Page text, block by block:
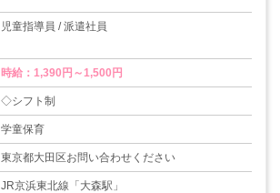
児童指導員 / 派遣社員
時給：1,390円～1,500円
◇シフト制
学童保育
東京都大田区お問い合わせください
JR京浜東北線「大森駅」